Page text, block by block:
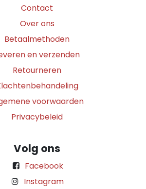
Contact
Over ons
Betaalmethoden
en verzenden
Retourneren
voorwaarden
Privacybeleid
Volg ons
Facebook
Instagram